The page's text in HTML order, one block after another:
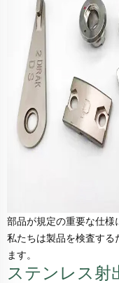
部品が規定の重要な仕様
私たちは製品を検査す
ます。
ステンレス射